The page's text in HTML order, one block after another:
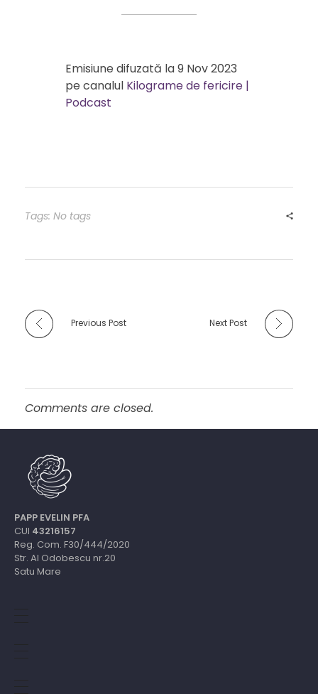
Emisiune difuzată la9 Nov 2023
pe canalul Kilograme de fericire |
Podcast
Tags: No tags
Previous Post Next Post
Comments are closed.
PAPP EVELIN PFA
CUI 43216157
Reg. Com. F30/444/2020
Str. Al Odobescu nr.20
Satu Mare